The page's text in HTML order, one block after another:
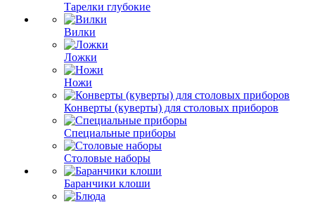
Тарелки глубокие
Вилки
Ложки
Ножи
Конверты (куверты) для столовых приборов
Специальные приборы
Столовые наборы
Баранчики клоши